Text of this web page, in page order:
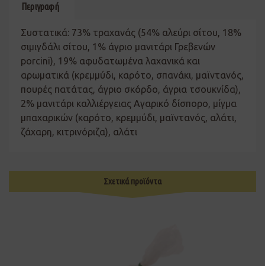
Περιγραφή
Συστατικά: 73% τραχανάς (54% αλεύρι σίτου, 18%
σιμιγδάλι σίτου, 1% άγριο μανιτάρι Γρεβενών
porcini), 19% αφυδατωμένα λαχανικά και
αρωματικά (κρεμμύδι, καρότο, σπανάκι, μαϊντανός,
πουρές πατάτας, άγριο σκόρδο, άγρια τσουκνίδα),
2% μανιτάρι καλλιέργειας Αγαρικό δίσπορο, μίγμα
μπαχαρικών (καρότο, κρεμμύδι, μαϊντανός, αλάτι,
ζάχαρη, κιτρινόριζα), αλάτι
Σχετικά προϊόντα